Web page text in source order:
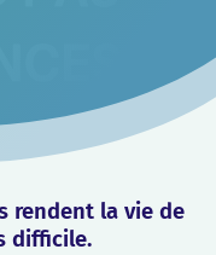
rendent la vie de
difficile.